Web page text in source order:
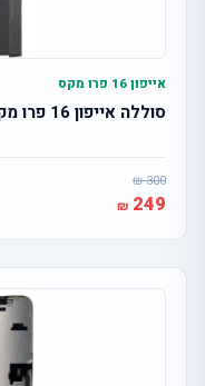
אייפון 16 פרו מקס
סוללה אייפון 16 פרו מקס מתאקטבת
300
249